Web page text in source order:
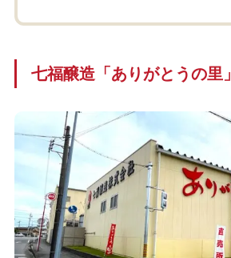
七福醸造「ありがとうの里」